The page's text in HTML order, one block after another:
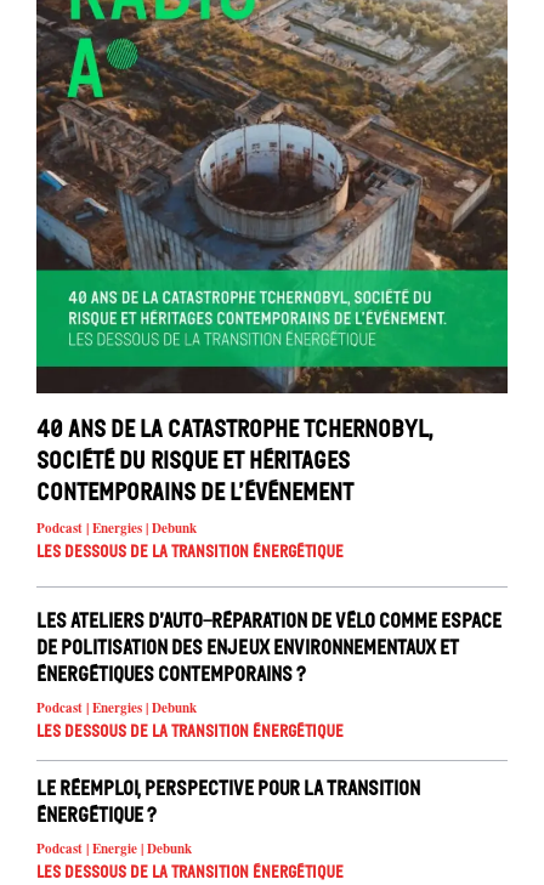
40 ans de la catastrophe Tchernobyl,
société du risque et héritages
contemporains de l’événement
Podcast | Energies | Debunk
Les dessous de la transition énergétique
Les ateliers d’auto-réparation de vélo comme espace
de politisation des enjeux environnementaux et
énergétiques contemporains ?
Podcast | Energies | Debunk
Les dessous de la transition énergétique
Le réemploi, perspective pour la transition
énergétique ?
Podcast | Energie | Debunk
Les dessous de la transition énergétique